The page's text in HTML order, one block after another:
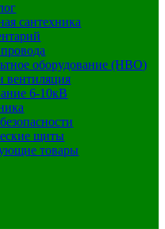
сантехника
оборудование (НВО)
вентиляция
6-10кВ
щиты
товары